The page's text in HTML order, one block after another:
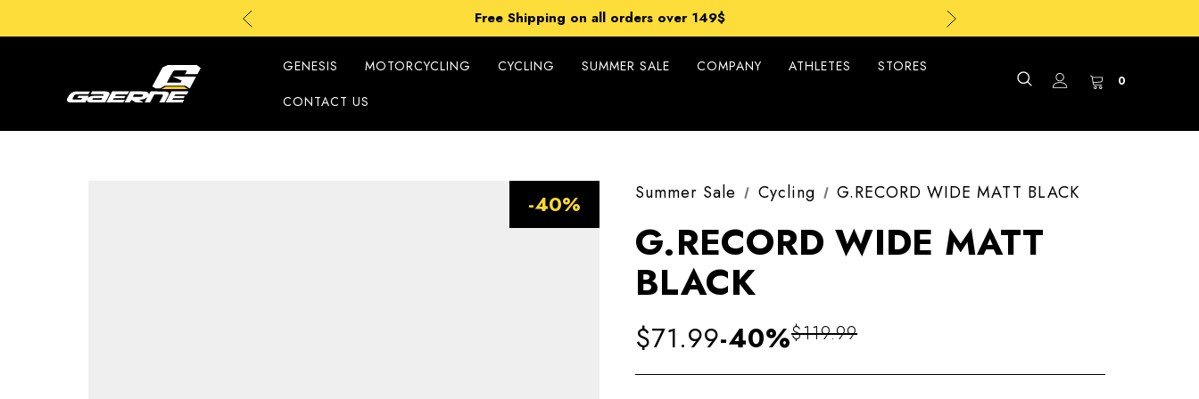
Free Shipping on all orders over 149$
Prices include duties – no extra costs upon delivery
GENESIS MOTORCYCLING CYCLING SUMMER SALE COMPANY ATHLETES
STORES
CONTACT US
0
-40% Summer Sale Cycling G.RECORD WIDE MATT BLACK
G.RECORD WIDE MATT
BLACK
$119.99
-40%
$71.99